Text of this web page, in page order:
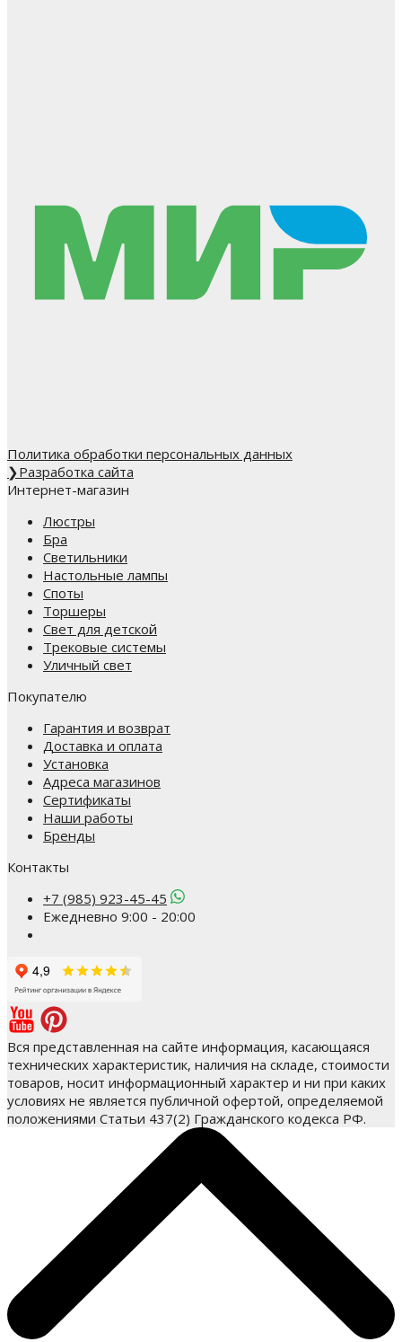
Политика обработки персональных данных
❯Разработка сайта
Интернет-магазин
Люстры
Бра
Светильники
Настольные лампы
Споты
Торшеры
Свет для детской
Трековые системы
Уличный свет
Покупателю
Гарантия и возврат
Доставка и оплата
Установка
Адреса магазинов
Сертификаты
Наши работы
Бренды
Контакты
+7 (985) 923-45-45
Ежедневно 9:00 - 20:00
Вся представленная на сайте информация, касающаяся
технических характеристик, наличия на складе, стоимости
товаров, носит информационный характер и ни при каких
условиях не является публичной офертой, определяемой
положениями Статьи 437(2) Гражданского кодекса РФ.